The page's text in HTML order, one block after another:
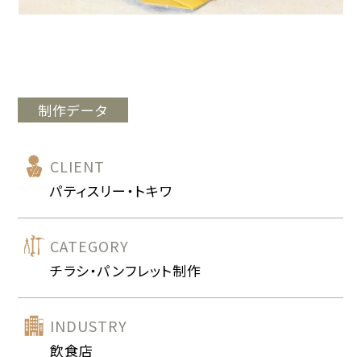
制作データ
CLIENT
パティスリー・トキワ
CATEGORY
チラシ・パンフレット制作
INDUSTRY
飲食店